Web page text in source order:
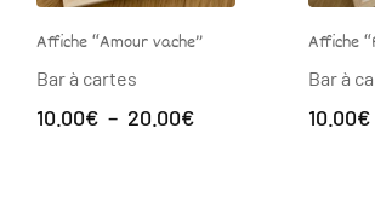
Affiche “Amour vache”
Bar à cartes
10.00€ – 20.00€Plage
Affiche
Bar à
10.00€